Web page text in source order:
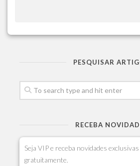
PESQUISAR
RECEBA
Seja VIP e receba novidades
gratuitamente.